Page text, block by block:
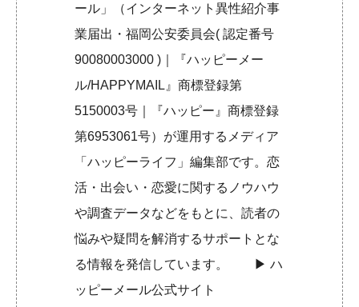
ール」（インターネット異性紹介事
業届出・福岡公安委員会( 認定番号
90080003000 )｜『ハッピーメー
ル/HAPPYMAIL』商標登録第
5150003号｜『ハッピー』商標登録
第6953061号）が運用するメディア
「ハッピーライフ」編集部です。恋
活・出会い・恋愛に関するノウハウ
や調査データなどをもとに、読者の
悩みや疑問を解消するサポートとな
る情報を発信しています。 ▶︎ハ
ッピーメール公式サイト